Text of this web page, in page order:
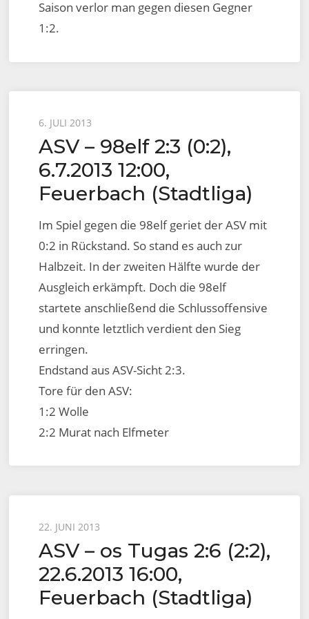
Saison verlor man gegen diesen Gegner
1:2.
Posted
on
6. JULI 2013
ASV – 98elf 2:3 (0:2),
6.7.2013 12:00,
Feuerbach (Stadtliga)
Im Spiel gegen die 98elf geriet der ASV mit
0:2 in Rückstand. So stand es auch zur
Halbzeit. In der zweiten Hälfte wurde der
Ausgleich erkämpft. Doch die 98elf
startete anschließend die Schlussoffensive
und konnte letztlich verdient den Sieg
erringen.
Endstand aus ASV-Sicht 2:3.
Tore für den ASV:
1:2 Wolle
2:2 Murat nach Elfmeter
Posted
on
22. JUNI 2013
ASV – os Tugas 2:6 (2:2),
22.6.2013 16:00,
Feuerbach (Stadtliga)